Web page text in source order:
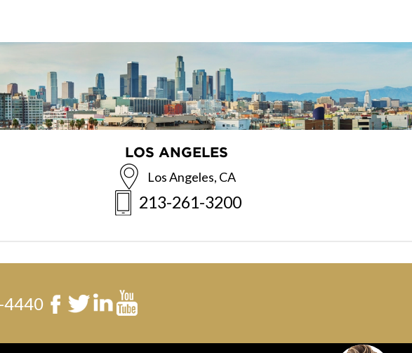
LOS ANGELES
Los Angeles, CA
213-261-3200
4440